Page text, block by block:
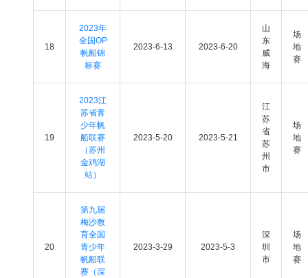
18
2023年
全国OP
帆船锦
标赛
2023-6-13 2023-6-20
山
东
威
海
场
地
赛
19
2023江
苏省青
少年帆
船联赛
（苏州
金鸡湖
站）
2023-5-20 2023-5-21
江
苏
省
苏
州
市
场
地
赛
20
第九届
梅沙教
育全国
青少年
帆船联
赛（深
2023-3-29 2023-5-3
深
圳
市
场
地
赛